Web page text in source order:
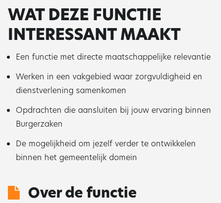
WAT DEZE FUNCTIE
INTERESSANT MAAKT
Een functie met directe maatschappelijke relevantie
Werken in een vakgebied waar zorgvuldigheid en
dienstverlening samenkomen
Opdrachten die aansluiten bij jouw ervaring binnen
Burgerzaken
De mogelijkheid om jezelf verder te ontwikkelen
binnen het gemeentelijk domein
Over de functie